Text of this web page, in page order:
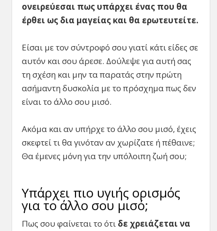
ονειρεύεσαι πως υπάρχει ένας που θα
έρθει ως δια μαγείας και θα ερωτευτείτε.
Είσαι με τον σύντροφό σου γιατί κάτι είδες σε
αυτόν και σου άρεσε. Δούλεψε για αυτή σας
τη σχέση και μην τα παρατάς στην πρώτη
ασήμαντη δυσκολία με το πρόσχημα πως δεν
είναι το άλλο σου μισό.
Ακόμα και αν υπήρχε το άλλο σου μισό, έχεις
σκεφτεί τι θα γινόταν αν χωρίζατε ή πέθαινε;
Θα έμενες μόνη για την υπόλοιπη ζωή σου;
Υπάρχει πιο υγιής ορισμός
για το άλλο σου μισό;
Πως σου φαίνεται το ότι δε χρειάζεται να